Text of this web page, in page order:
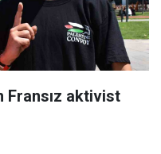
Fransız aktivist